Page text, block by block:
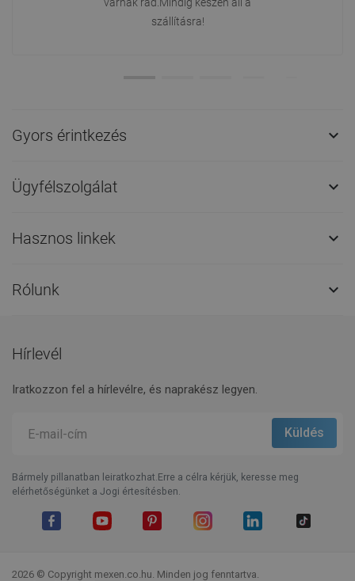
szállításra!
Gyors érintkezés 
Ügyfélszolgálat 
Hasznos linkek 
Rólunk 
Hírlevél
Iratkozzon fel a hírlevélre, és naprakész legyen.
Bármely pillanatban leiratkozhat.Erre a célra kérjük, keresse meg
elérhetőségünket a Jogi értesítésben.
2026 © Copyright mexen.co.hu. Minden jog fenntartva.